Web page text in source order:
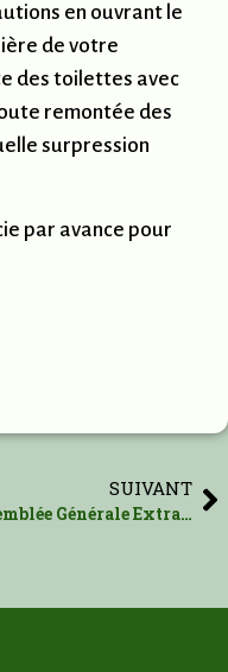
en ouvrant le
de votre
des toilettes avec
remontée des
surpression
par avance pour
SUIVANT
Assemblée Générale Extraordinaire-Révisions des Statuts et Procédures -Fenêtres de toit en façade – 26 septembre 2024